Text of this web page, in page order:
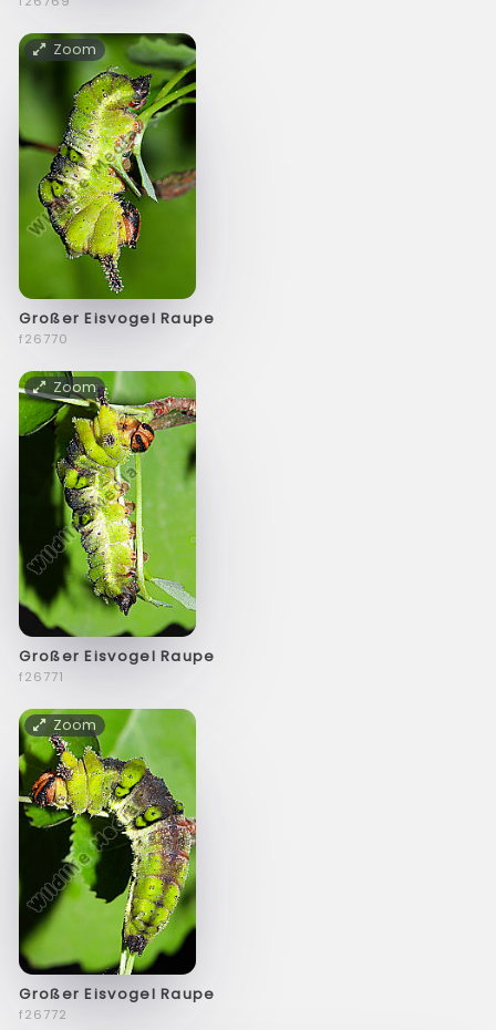
Zoom
Großer Eisvogel Raupe
f26770
Zoom
Großer Eisvogel Raupe
f26771
Zoom
Großer Eisvogel Raupe
f26772